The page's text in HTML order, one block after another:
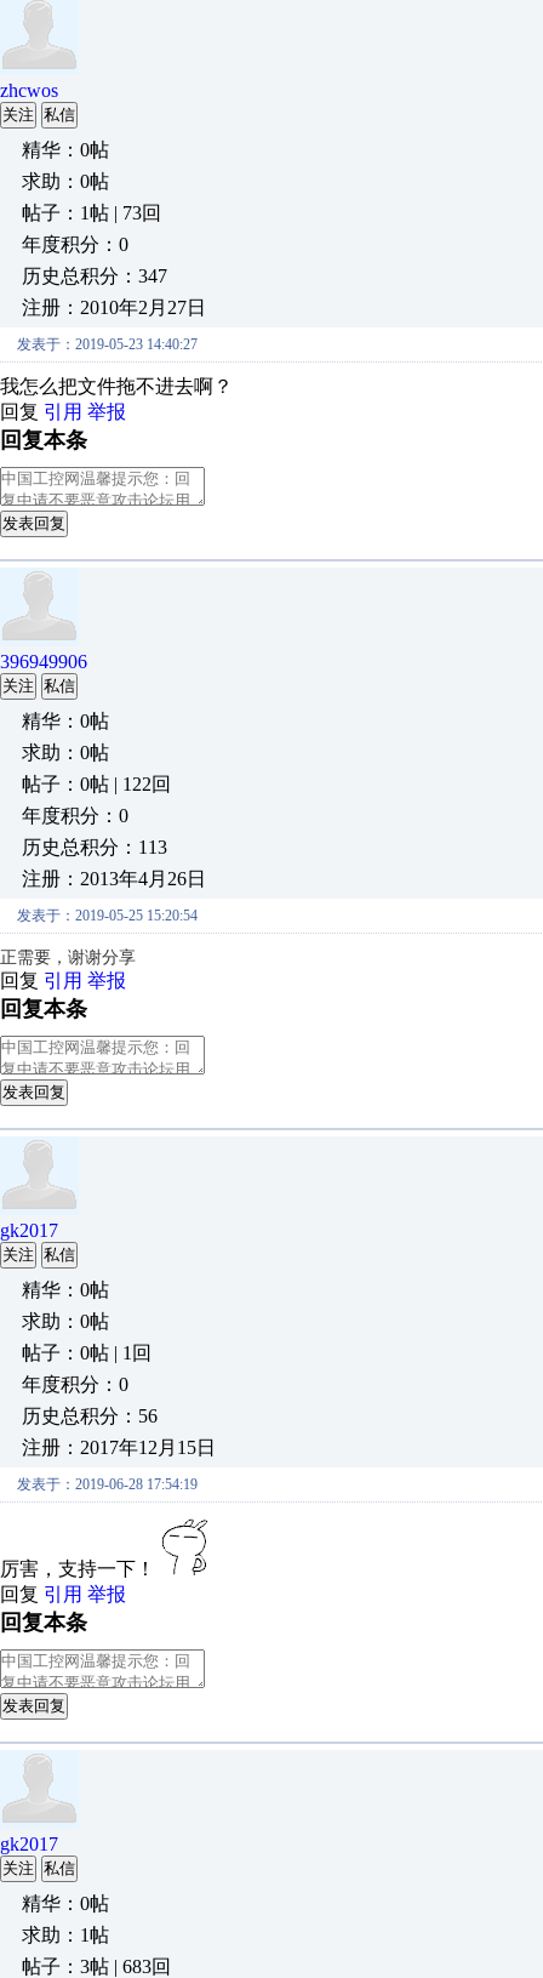
zhcwos
关注 私信
精华：0帖
求助：0帖
帖子：1帖 | 73回
年度积分：0
历史总积分：347
注册：2010年2月27日
发表于：2019-05-23 14:40:27
我怎么把文件拖不进去啊？
回复 引用 举报
回复本条
发表回复
396949906
关注 私信
精华：0帖
求助：0帖
帖子：0帖 | 122回
年度积分：0
历史总积分：113
注册：2013年4月26日
发表于：2019-05-25 15:20:54
正需要，谢谢分享
回复 引用 举报
回复本条
发表回复
gk2017
关注 私信
精华：0帖
求助：0帖
帖子：0帖 | 1回
年度积分：0
历史总积分：56
注册：2017年12月15日
发表于：2019-06-28 17:54:19
厉害，支持一下！
回复 引用 举报
回复本条
发表回复
gk2017
关注 私信
精华：0帖
求助：1帖
帖子：3帖 | 683回